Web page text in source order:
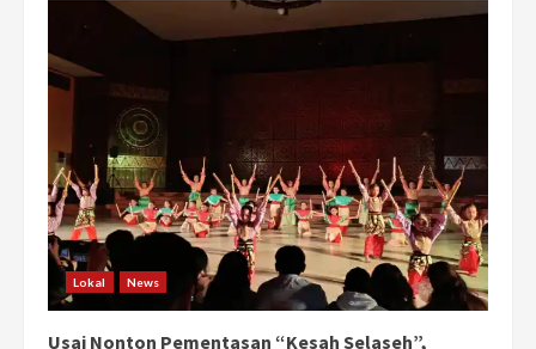
Lokal News
Usai Nonton Pementasan “Kesah Selaseh”,